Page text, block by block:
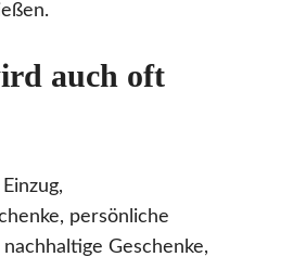
auch oft
persönliche
Geschenke,